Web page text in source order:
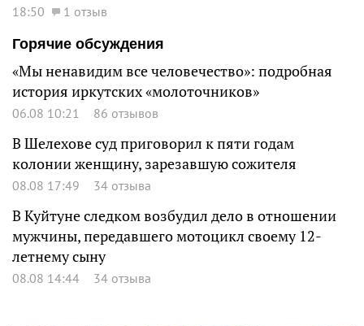
18:50
1 отзыв
Горячие обсуждения
«Мы ненавидим все человечество»: подробная
история иркутских «молоточников»
06.08 10:21 86 отзывов
В Шелехове суд приговорил к пяти годам
колонии женщину, зарезавшую сожителя
08.08 17:49 34 отзыва
В Куйтуне следком возбудил дело в отношении
мужчины, передавшего мотоцикл своему 12-
летнему сыну
08.08 14:44 34 отзыва